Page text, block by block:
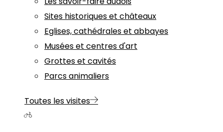
Sites historiques et châteaux
Eglises, cathédrales et abbayes
Musées et centres d'art
Grottes et cavités
Parcs animaliers
Toutes les visites